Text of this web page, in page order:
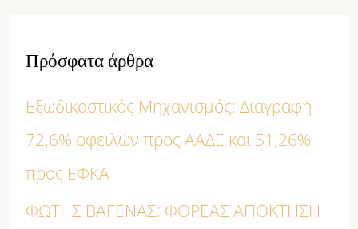
ή
τ
η
σ
η
Πρόσφατα άρθρα
Εξωδικαστικός Μηχανισμός: Διαγραφή
72,6% οφειλών προς ΑΑΔΕ και 51,26%
προς ΕΦΚΑ
ΦΩΤΗΣ ΒΑΓΕΝΑΣ: ΦΟΡΕΑΣ ΑΠΟΚΤΗΣΗ